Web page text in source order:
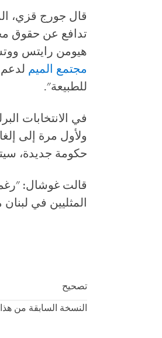
قال جورج قزي،
تدافع عن حقوق
هيومن رايتس
مجتمع الميم لدعم
للطبيعة".
في الانتخابات
حكومة جديدة،
قالت غوشال: "رغم
المثليين في لبنان
تصحيح
النسخة السابقة من